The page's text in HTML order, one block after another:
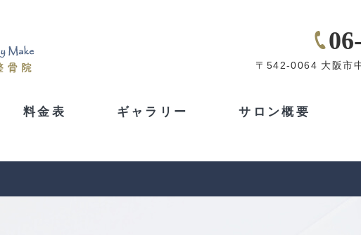
〒542-0064 大阪市
料金表 ギャラリー サロン概要